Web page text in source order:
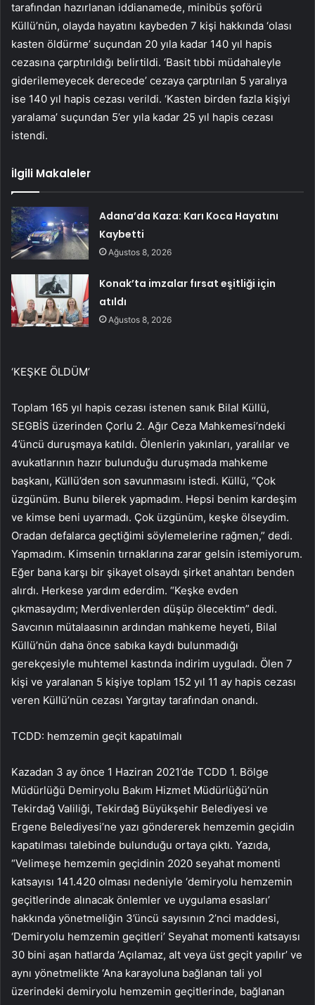
tarafından hazırlanan iddianamede, minibüs şoförü
Küllü’nün, olayda hayatını kaybeden 7 kişi hakkında ‘olası
kasten öldürme’ suçundan 20 yıla kadar 140 yıl hapis
cezasına çarptırıldığı belirtildi. ‘Basit tıbbi müdahaleyle
giderilemeyecek derecede’ cezaya çarptırılan 5 yaralıya
ise 140 yıl hapis cezası verildi. ‘Kasten birden fazla kişiyi
yaralama’ suçundan 5’er yıla kadar 25 yıl hapis cezası
istendi.
İlgili Makaleler
Adana’da Kaza: Karı Koca Hayatını
Kaybetti
Ağustos 8, 2026
Konak’ta imzalar fırsat eşitliği için
atıldı
Ağustos 8, 2026
‘KEŞKE ÖLDÜM’
Toplam 165 yıl hapis cezası istenen sanık Bilal Küllü,
SEGBİS üzerinden Çorlu 2. Ağır Ceza Mahkemesi’ndeki
4’üncü duruşmaya katıldı. Ölenlerin yakınları, yaralılar ve
avukatlarının hazır bulunduğu duruşmada mahkeme
başkanı, Küllü’den son savunmasını istedi. Küllü, “Çok
üzgünüm. Bunu bilerek yapmadım. Hepsi benim kardeşim
ve kimse beni uyarmadı. Çok üzgünüm, keşke ölseydim.
Oradan defalarca geçtiğimi söylemelerine rağmen,” dedi.
Yapmadım. Kimsenin tırnaklarına zarar gelsin istemiyorum.
Eğer bana karşı bir şikayet olsaydı şirket anahtarı benden
alırdı. Herkese yardım ederdim. “Keşke evden
çıkmasaydım; Merdivenlerden düşüp ölecektim” dedi.
Savcının mütalaasının ardından mahkeme heyeti, Bilal
Küllü’nün daha önce sabıka kaydı bulunmadığı
gerekçesiyle muhtemel kastında indirim uyguladı. Ölen 7
kişi ve yaralanan 5 kişiye toplam 152 yıl 11 ay hapis cezası
veren Küllü’nün cezası Yargıtay tarafından onandı.
TCDD: hemzemin geçit kapatılmalı
Kazadan 3 ay önce 1 Haziran 2021’de TCDD 1. Bölge
Müdürlüğü Demiryolu Bakım Hizmet Müdürlüğü’nün
Tekirdağ Valiliği, Tekirdağ Büyükşehir Belediyesi ve
Ergene Belediyesi’ne yazı göndererek hemzemin geçidin
kapatılması talebinde bulunduğu ortaya çıktı. Yazıda,
“Velimeşe hemzemin geçidinin 2020 seyahat momenti
katsayısı 141.420 olması nedeniyle ‘demiryolu hemzemin
geçitlerinde alınacak önlemler ve uygulama esasları’
hakkında yönetmeliğin 3’üncü sayısının 2’nci maddesi,
‘Demiryolu hemzemin geçitleri’ Seyahat momenti katsayısı
30 bini aşan hatlarda ‘Açılamaz, alt veya üst geçit yapılır’ ve
aynı yönetmelikte ‘Ana karayoluna bağlanan tali yol
üzerindeki demiryolu hemzemin geçitlerinde, bağlanan